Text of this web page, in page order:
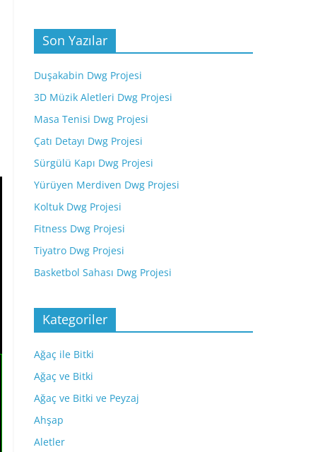
Son Yazılar
Duşakabin Dwg Projesi
3D Müzik Aletleri Dwg Projesi
Masa Tenisi Dwg Projesi
Çatı Detayı Dwg Projesi
Sürgülü Kapı Dwg Projesi
Yürüyen Merdiven Dwg Projesi
Koltuk Dwg Projesi
Fitness Dwg Projesi
Tiyatro Dwg Projesi
Basketbol Sahası Dwg Projesi
Kategoriler
Ağaç ile Bitki
Ağaç ve Bitki
Ağaç ve Bitki ve Peyzaj
Ahşap
Aletler